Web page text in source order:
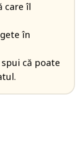
care îl
în
că poate